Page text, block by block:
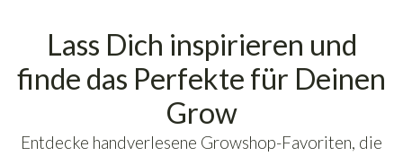
Lass Dich inspirieren und
finde das Perfekte für Deinen
Grow
Entdecke handverlesene Growshop-Favoriten, die